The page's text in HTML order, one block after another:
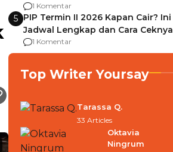
Usai Jadi Brigjen
1 Komentar
5 PIP Termin II 2026 Kapan Cair? Ini
Jadwal Lengkap dan Cara Ceknya
agar Dana Tidak Hangus!
1 Komentar
Top Writer Yoursay
Tarassa Q.
33 Articles
Oktavia
Ningrum